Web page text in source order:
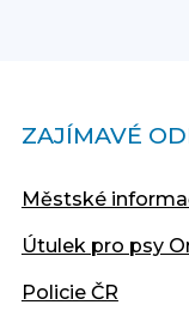
ZAJÍMAVÉ
Městské
Útulek pro psy
Policie ČR